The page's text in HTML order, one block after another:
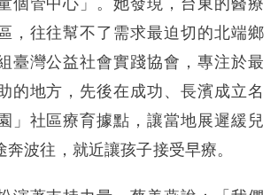
個管中心」。她發現，台東的醫療
，往往幫不了需求最迫切的北端鄉
臺灣公益社會實踐協會，專注於最
的地方，先後在成功、長濱成立名
」社區療育據點，讓當地展遲緩兒
波往，就近讓孩子接受早療。